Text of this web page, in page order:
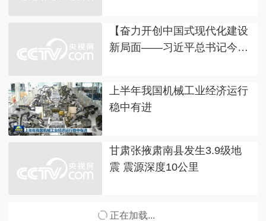
【奋力开创中国式现代化建设
新局面——习近平总书记今年
入更多正能量
上半年我国机械工业经济运行
稳中有进
甘肃张掖肃南县发生3.9级地
震 震源深度10公里
正在加载...